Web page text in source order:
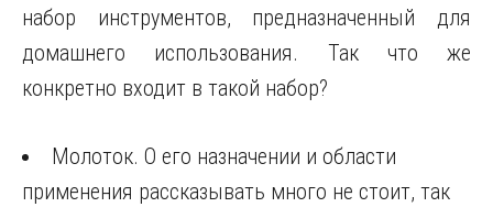
набор инструментов, предназначенный для
домашнего использования. Так что же
конкретно входит в такой набор?
Молоток. О его назначении и области
применения рассказывать много не стоит, так